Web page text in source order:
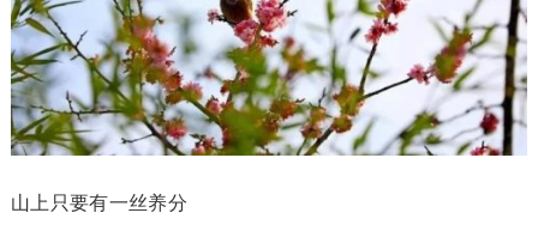
山上只要有一丝养分